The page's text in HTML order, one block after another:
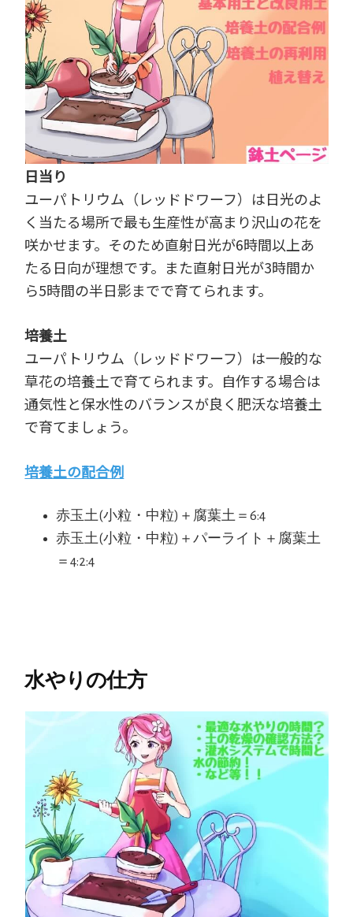
日当り
ユーパトリウム（レッドドワーフ）は日光のよ
く当たる場所で最も生産性が高まり沢山の花を
咲かせます。そのため直射日光が6時間以上あ
たる日向が理想です。また直射日光が3時間か
ら5時間の半日影までで育てられます。
培養土
ユーパトリウム（レッドドワーフ）は一般的な
草花の培養土で育てられます。自作する場合は
通気性と保水性のバランスが良く肥沃な培養土
で育てましょう。
培養土の配合例
赤玉土(小粒・中粒)＋腐葉土＝6:4
赤玉土(小粒・中粒)＋パーライト＋腐葉土
＝4:2:4
水やりの仕方